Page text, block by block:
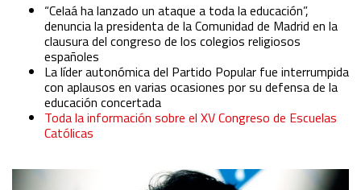
“Celaá ha lanzado un ataque a toda la educación”,
denuncia la presidenta de la Comunidad de Madrid en la
clausura del congreso de los colegios religiosos
españoles
La líder autonómica del Partido Popular fue interrumpida
con aplausos en varias ocasiones por su defensa de la
educación concertada
Toda la información sobre el XV Congreso de Escuelas
Católicas